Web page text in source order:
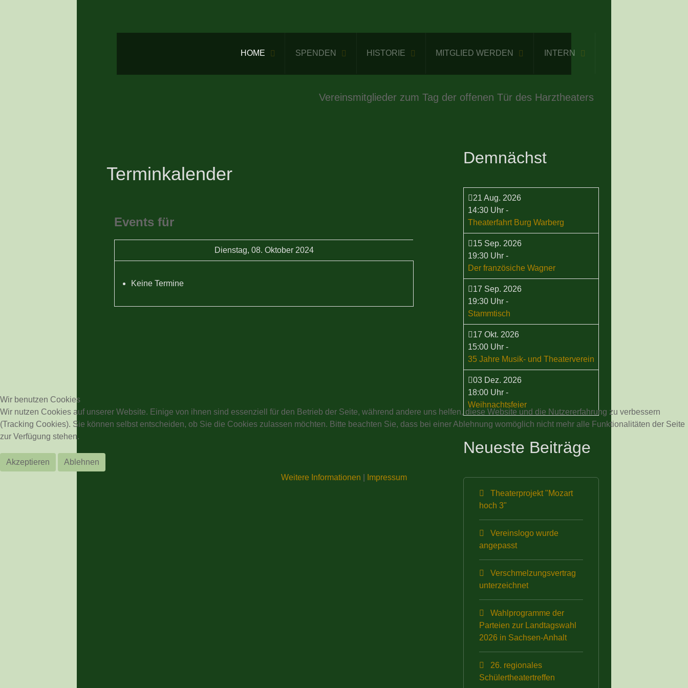
HOME SPENDEN HISTORIE MITGLIED WERDEN INTERN
Vereinsmitglieder zum Tag der offenen Tür des Harztheaters
Terminkalender
Events für
Dienstag, 08. Oktober 2024
Keine Termine
Demnächst
21 Aug. 2026
14:30 Uhr-
Theaterfahrt Burg Warberg
15 Sep. 2026
19:30 Uhr-
Der französiche Wagner
17 Sep. 2026
19:30 Uhr-
Stammtisch
17 Okt. 2026
15:00 Uhr-
35 Jahre Musik- und Theaterverein
03 Dez. 2026
18:00 Uhr-
Weihnachtsfeier
Neueste Beiträge
Theaterprojekt "Mozart
hoch 3"
Vereinslogo wurde
angepasst
Verschmelzungsvertrag
unterzeichnet
Wahlprogramme der
Parteien zur Landtagswahl
2026 in Sachsen-Anhalt
26. regionales
Schülertheatertreffen
Wir benutzen Cookies
Wir nutzen Cookies auf unserer Website. Einige von ihnen sind essenziell für den Betrieb der Seite, während andere uns helfen, diese Website und die Nutzererfahrung zu verbessern
(Tracking Cookies). Sie können selbst entscheiden, ob Sie die Cookies zulassen möchten. Bitte beachten Sie, dass bei einer Ablehnung womöglich nicht mehr alle Funktionalitäten der Seite
zur Verfügung stehen.
Akzeptieren
Ablehnen
Weitere Informationen
Impressum